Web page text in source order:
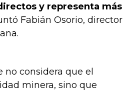
y representa más
Fabián Osorio, director
no considera que el
minera, sino que